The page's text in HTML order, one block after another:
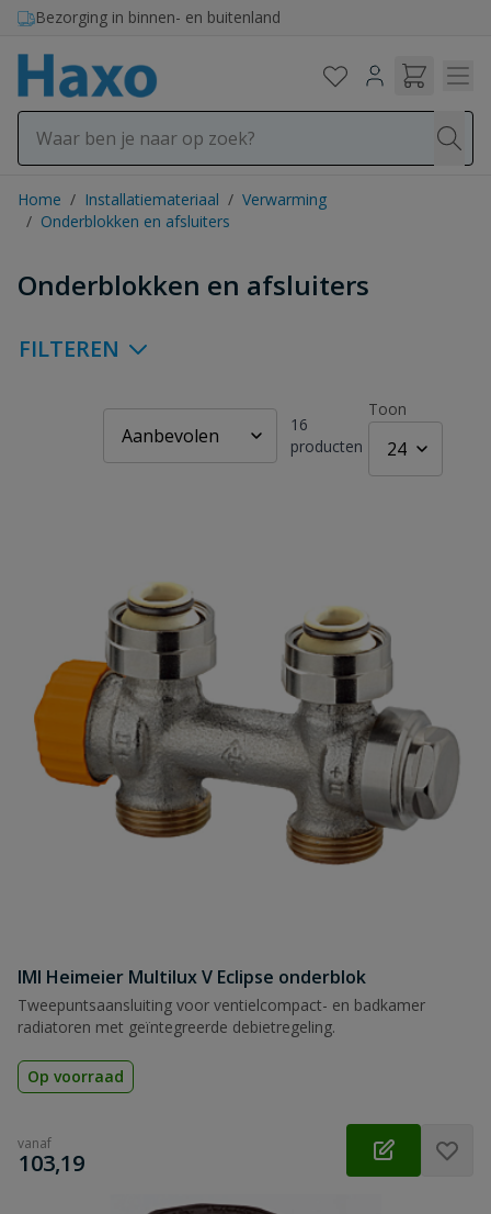
Ga naar de inhoud
Bezorging in binnen- en buitenland
Home / Installatiemateriaal / Verwarming
/ Onderblokken en afsluiters
Onderblokken en afsluiters
FILTEREN
16
producten
Toon
IMI Heimeier Multilux V Eclipse onderblok
Tweepuntsaansluiting voor ventielcompact- en badkamer
radiatoren met geïntegreerde debietregeling.
Op voorraad
vanaf
€
103,19